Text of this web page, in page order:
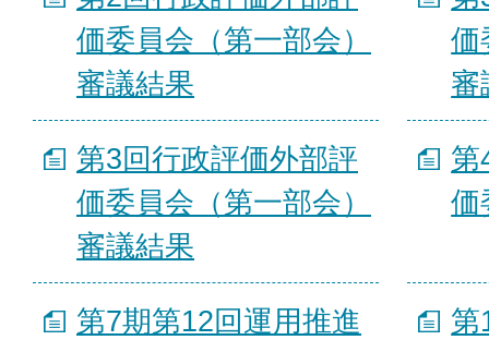
価委員会（第一部会）
審議結果
価
審
第3回行政評価外部評
価委員会（第一部会）
審議結果
第
価
第7期第12回運用推進
第